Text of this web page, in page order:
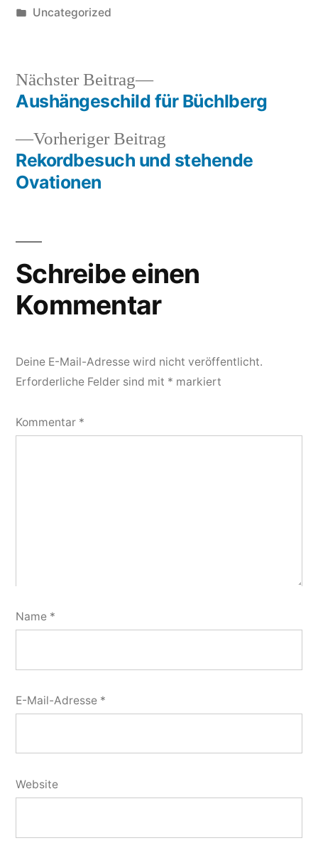
von
Veröffentlicht
Uncategorized
Beitragsnavigation
Vorheriger Beitrag
Beitrag:
Rekordbesuch und stehende
Ovationen
Nächster Beitrag
Nächster
Beitrag:
Aushängeschild für Büchlberg
Schreibe einen
Kommentar
Deine E-Mail-Adresse wird nicht veröffentlicht.
Erforderliche Felder sind mit * markiert
Kommentar *
Name *
E-Mail-Adresse *
Website